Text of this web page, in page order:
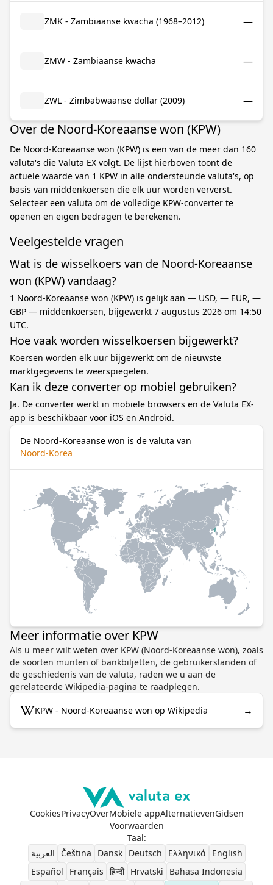
ZMK - Zambiaanse kwacha (1968–2012) —
ZMW - Zambiaanse kwacha —
ZWL - Zimbabwaanse dollar (2009) —
Over de Noord-Koreaanse won (KPW)
De Noord-Koreaanse won (KPW) is een van de meer dan 160
valuta's die Valuta EX volgt. De lijst hierboven toont de
actuele waarde van 1 KPW in alle ondersteunde valuta's, op
basis van middenkoersen die elk uur worden ververst.
Selecteer een valuta om de volledige KPW-converter te
openen en eigen bedragen te berekenen.
Veelgestelde vragen
Wat is de wisselkoers van de Noord-Koreaanse
won (KPW) vandaag?
1 Noord-Koreaanse won (KPW) is gelijk aan — USD, — EUR, —
GBP — middenkoersen, bijgewerkt 7 augustus 2026 om 14:50
UTC.
Hoe vaak worden wisselkoersen bijgewerkt?
Koersen worden elk uur bijgewerkt om de nieuwste
marktgegevens te weerspiegelen.
Kan ik deze converter op mobiel gebruiken?
Ja. De converter werkt in mobiele browsers en de Valuta EX-
app is beschikbaar voor iOS en Android.
De Noord-Koreaanse won is de valuta van
Noord-Korea
Meer informatie over KPW
Als u meer wilt weten over KPW (Noord-Koreaanse won), zoals
de soorten munten of bankbiljetten, de gebruikerslanden of
de geschiedenis van de valuta, raden we u aan de
gerelateerde Wikipedia-pagina te raadplegen.
KPW - Noord-Koreaanse won op Wikipedia →
CookiesPrivacyOverMobiele appAlternatievenGidsen
Voorwaarden
Taal:
العربية
Čeština Dansk Deutsch Ελληνικά
English
Español
Français हिन्दी Hrvatski
Bahasa Indonesia